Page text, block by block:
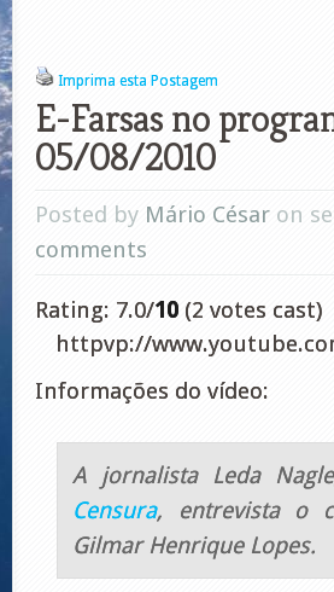
Imprima esta Postagem
E-Farsas no
05/08/2010
Posted by Mário César on
comments
Rating: 7.0/10 (2 votes cast)
httpvp://
Informações do vídeo:
A jornalista Leda
Censura, entrevista o
Gilmar Henrique Lopes.